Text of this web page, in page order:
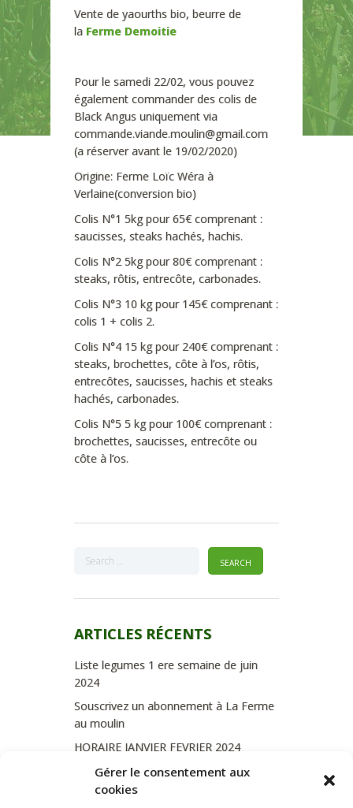
Gérer le consentement aux
cookies
Vente de yaourths bio, beurre de
la Ferme Demoitie
Pour le samedi 22/02, vous pouvez
également commander des colis de
Black Angus uniquement via
commande.viande.moulin@gmail.com
(a réserver avant le 19/02/2020)
Origine: Ferme Loïc Wéra à
Verlaine(conversion bio)
Colis N°1 5kg pour 65€ comprenant :
saucisses, steaks hachés, hachis.
Colis N°2 5kg pour 80€ comprenant :
steaks, rôtis, entrecôte, carbonades.
Colis N°3 10 kg pour 145€ comprenant :
colis 1 + colis 2.
Colis N°4 15 kg pour 240€ comprenant :
steaks, brochettes, côte à l’os, rôtis,
entrecôtes, saucisses, hachis et steaks
hachés, carbonades.
Colis N°5 5 kg pour 100€ comprenant :
brochettes, saucisses, entrecôte ou
côte à l’os.
ARTICLES RÉCENTS
Liste legumes 1 ere semaine de juin
2024
Souscrivez un abonnement à La Ferme
au moulin
HORAIRE JANVIER FEVRIER 2024
Soutien de La Province de Liège
JOURNEE PORTES OUVERTES